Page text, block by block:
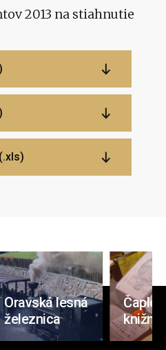
2013 na stiahnutie
Oravská lesná
železnica